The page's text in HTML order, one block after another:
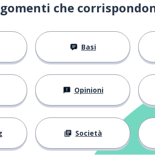
che
Basi
Opinioni
Società